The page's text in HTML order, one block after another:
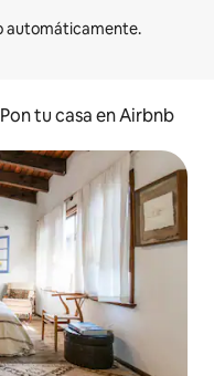
Pon tu casa en Airbnb